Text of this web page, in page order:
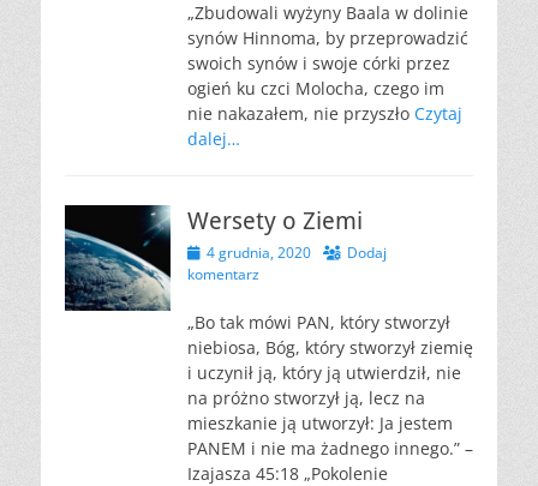
„Zbudowali wyżyny Baala w dolinie
synów Hinnoma, by przeprowadzić
swoich synów i swoje córki przez
ogień ku czci Molocha, czego im
nie nakazałem, nie przyszło Czytaj
dalej…
Wersety o Ziemi
Opublikowano
4 grudnia, 2020
Dodaj
komentarz
„Bo tak mówi PAN, który stworzył
niebiosa, Bóg, który stworzył ziemię
i uczynił ją, który ją utwierdził, nie
na próżno stworzył ją, lecz na
mieszkanie ją utworzył: Ja jestem
PANEM i nie ma żadnego innego.” –
Izajasza 45:18 „Pokolenie